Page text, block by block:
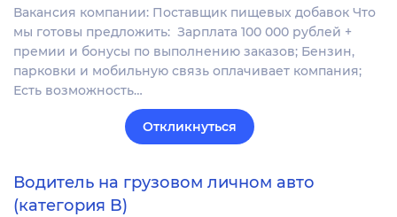
Вакансия компании: Поставщик пищевых добавок Что
мы готовы предложить: Зарплата 100 000 рублей +
премии и бонусы по выполнению заказов; Бензин,
парковки и мобильную связь оплачивает компания;
Есть возможность…
Откликнуться
Водитель на грузовом личном авто
(категория B)